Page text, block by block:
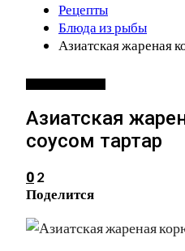
Рецепты
Блюда из рыбы
Азиатская жареная
Азиатская
соусом тартар
0 2
Поделится